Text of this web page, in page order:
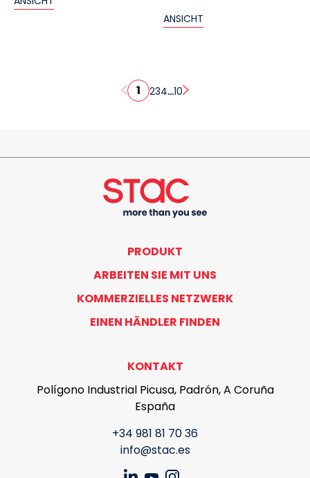
ANSICHT
1 234...10
PRODUKT
ARBEITEN SIE MIT UNS
KOMMERZIELLES NETZWERK
EINEN HÄNDLER FINDEN
KONTAKT
Polígono Industrial Picusa, Padrón, A Coruña
España
+34 981 81 70 36
info@stac.es